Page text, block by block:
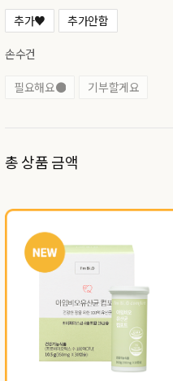
추가♥ 추가안함
손수건
필요해요● 기부할게요
총 상품 금액